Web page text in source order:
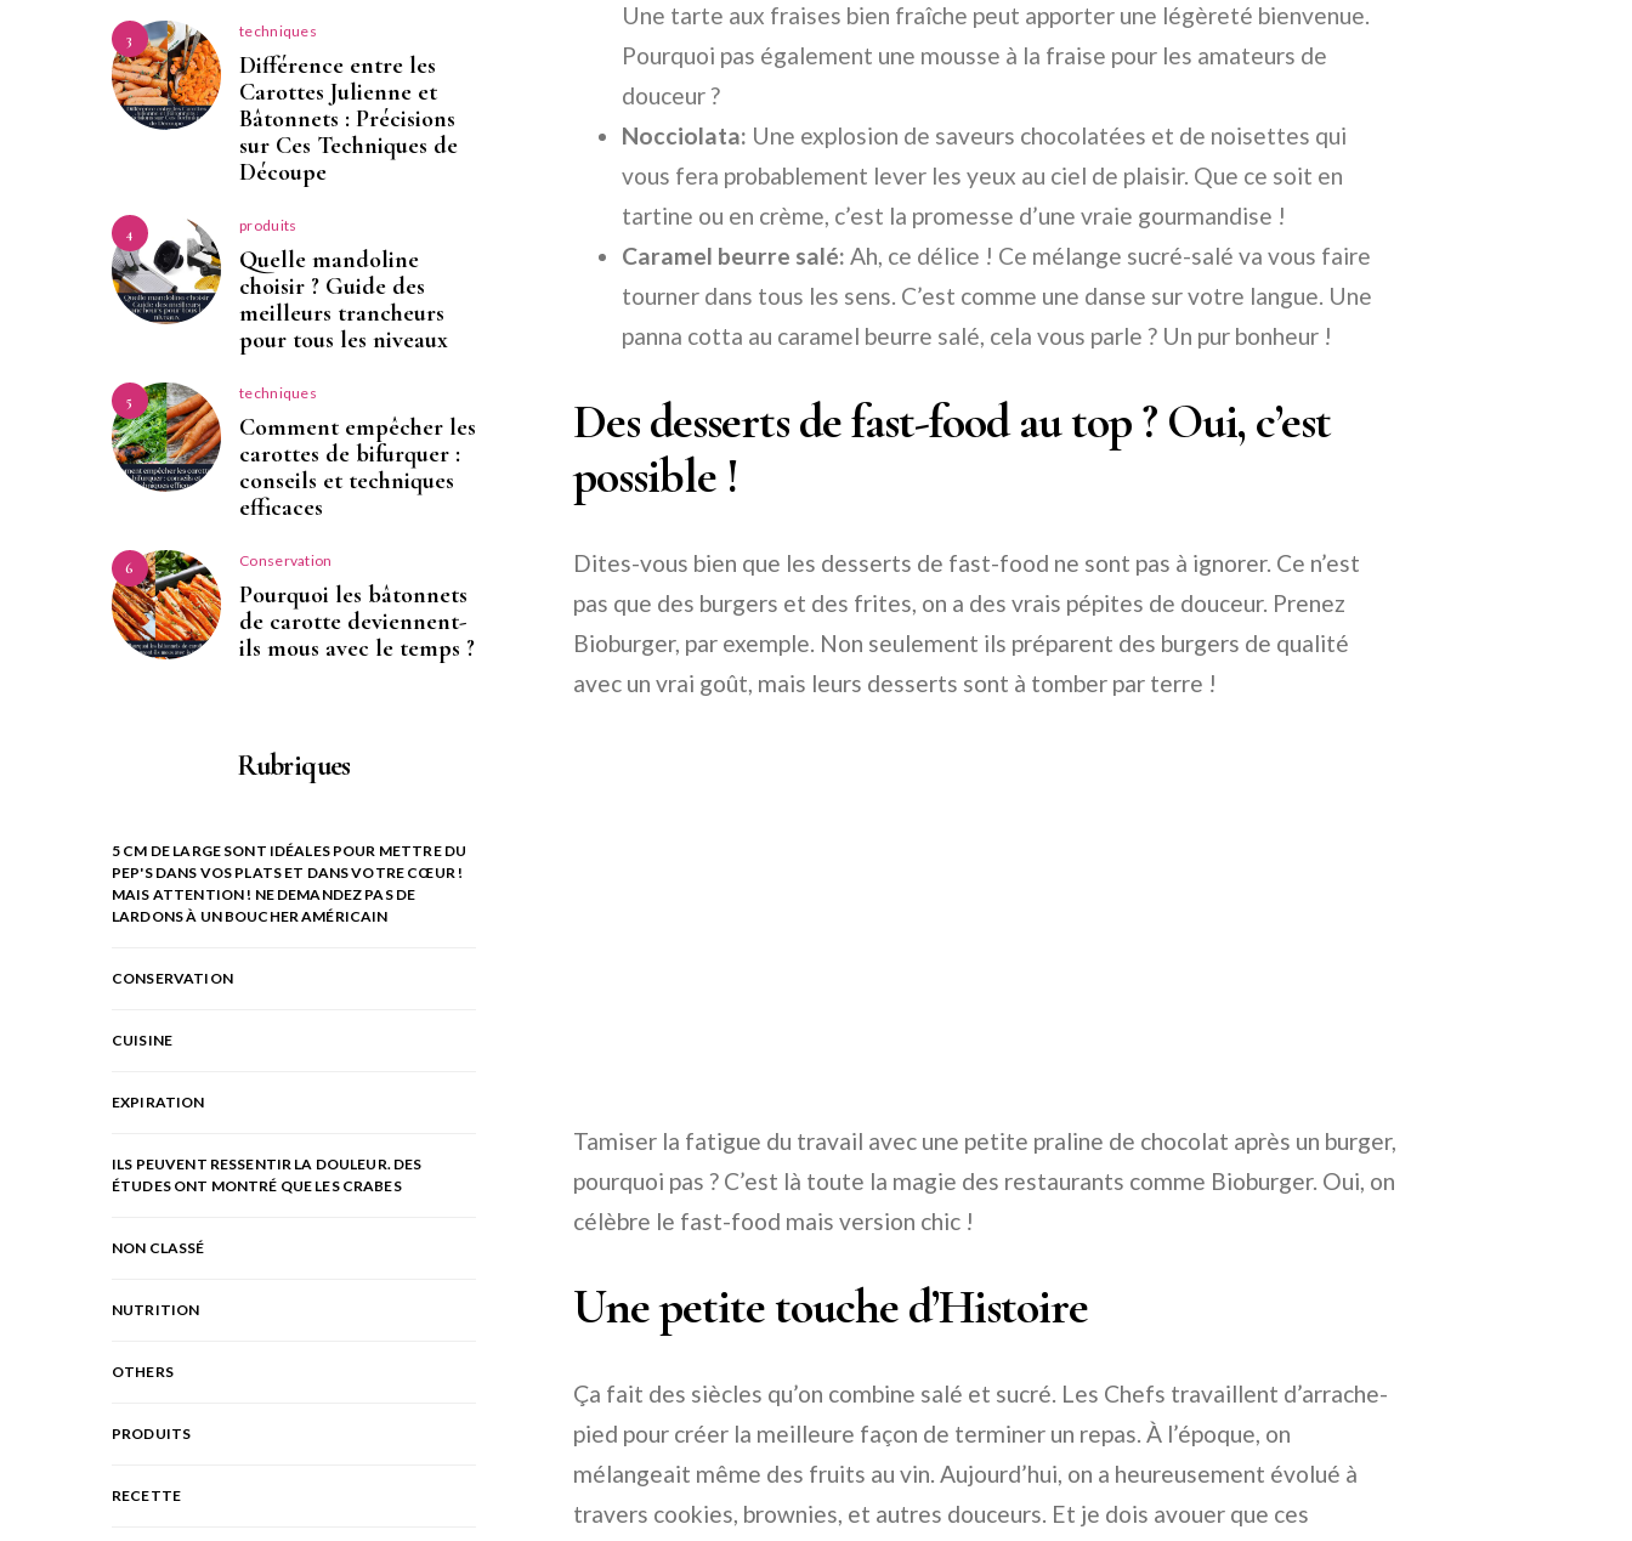
Une tarte aux fraises bien fraîche peut apporter une légèreté bienvenue.
Pourquoi pas également une mousse à la fraise pour les amateurs de
douceur ?
Nocciolata: Une explosion de saveurs chocolatées et de noisettes qui
vous fera probablement lever les yeux au ciel de plaisir. Que ce soit en
tartine ou en crème, c’est la promesse d’une vraie gourmandise !
Caramel beurre salé: Ah, ce délice ! Ce mélange sucré-salé va vous faire
tourner dans tous les sens. C’est comme une danse sur votre langue. Une
panna cotta au caramel beurre salé, cela vous parle ? Un pur bonheur !
Des desserts de fast-food au top ? Oui, c’est
possible !
Dites-vous bien que les desserts de fast-food ne sont pas à ignorer. Ce n’est
pas que des burgers et des frites, on a des vrais pépites de douceur. Prenez
Bioburger, par exemple. Non seulement ils préparent des burgers de qualité
avec un vrai goût, mais leurs desserts sont à tomber par terre !
Tamiser la fatigue du travail avec une petite praline de chocolat après un burger,
pourquoi pas ? C’est là toute la magie des restaurants comme Bioburger. Oui, on
célèbre le fast-food mais version chic !
Une petite touche d’Histoire
Ça fait des siècles qu’on combine salé et sucré. Les Chefs travaillent d’arrache-
pied pour créer la meilleure façon de terminer un repas. À l’époque, on
mélangeait même des fruits au vin. Aujourd’hui, on a heureusement évolué à
travers cookies, brownies, et autres douceurs. Et je dois avouer que ces
3 techniques
Différence entre les
Carottes Julienne et
Bâtonnets : Précisions
sur Ces Techniques de
Découpe
4 produits
Quelle mandoline
choisir ? Guide des
meilleurs trancheurs
pour tous les niveaux
5 techniques
Comment empêcher les
carottes de bifurquer :
conseils et techniques
efficaces
6 Conservation
Pourquoi les bâtonnets
de carotte deviennent-
ils mous avec le temps ?
Rubriques
5 CM DE LARGE SONT IDÉALES POUR METTRE DU
PEP'S DANS VOS PLATS ET DANS VOTRE CŒUR !
MAIS ATTENTION ! NE DEMANDEZ PAS DE
LARDONS À UN BOUCHER AMÉRICAIN
CONSERVATION
CUISINE
EXPIRATION
ILS PEUVENT RESSENTIR LA DOULEUR. DES
ÉTUDES ONT MONTRÉ QUE LES CRABES
NON CLASSÉ
NUTRITION
OTHERS
PRODUITS
RECETTE